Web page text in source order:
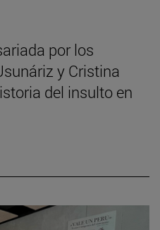
por los
y Cristina
del insulto en